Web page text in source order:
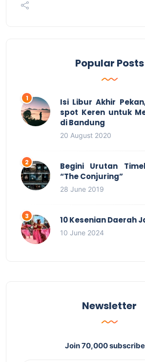
Popular Posts
Isi Libur Akhir
spot Keren untuk
di Bandung
20 August 2020
Begini Urutan
“The Conjuring”
28 June 2019
10 Kesenian Daerah
10 June 2024
Newsletter
Join 70,000